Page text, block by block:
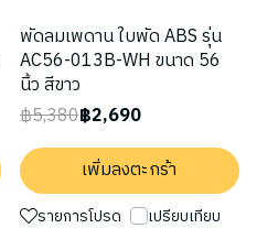
พัดลมเพดาน ใบพัด ABS รุ่น
AC56-013B-WH ขนาด 56
นิ้ว สีขาว
฿5,380฿2,690
เพิ่มลงตะกร้า
รายการโปรด เปรียบเทียบ